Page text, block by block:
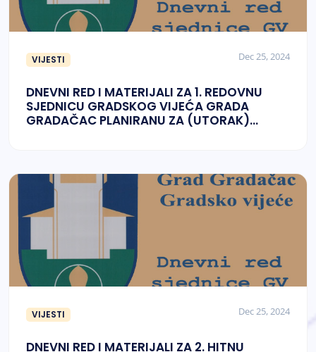
VIJESTI Dec 25, 2024
DNEVNI RED I MATERIJALI ZA 1. REDOVNU
SJEDNICU GRADSKOG VIJEĆA GRADA
GRADAČAC PLANIRANU ZA (UTORAK)
VIJESTI Dec 25, 2024
DNEVNI RED I MATERIJALI ZA 2. HITNU